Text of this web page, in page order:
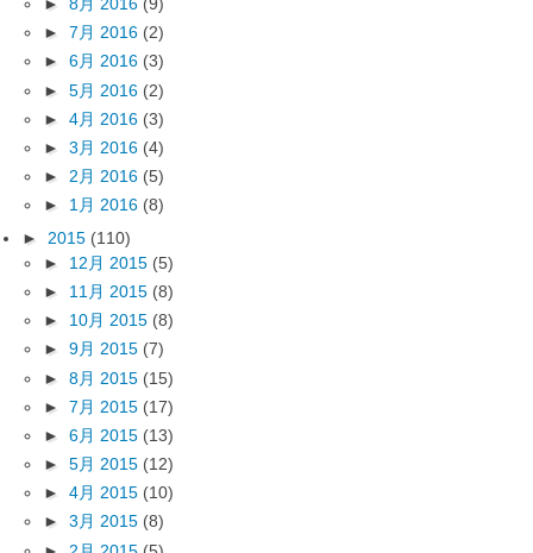
► 7月 2016 (2)
► 6月 2016 (3)
► 5月 2016 (2)
► 4月 2016 (3)
► 3月 2016 (4)
► 2月 2016 (5)
► 1月 2016 (8)
► 2015 (110)
► 12月 2015 (5)
► 11月 2015 (8)
► 10月 2015 (8)
► 9月 2015 (7)
► 8月 2015 (15)
► 7月 2015 (17)
► 6月 2015 (13)
► 5月 2015 (12)
► 4月 2015 (10)
► 3月 2015 (8)